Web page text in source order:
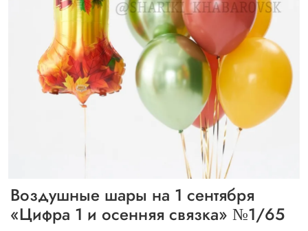
Воздушные шары на 1 сентября
«Цифра 1 и осенняя связка» №1/65